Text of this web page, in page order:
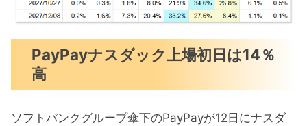
PayPayナスダック上場初日は14％
高
ソフトバンクグループ傘下のPayPayが12日にナスダ